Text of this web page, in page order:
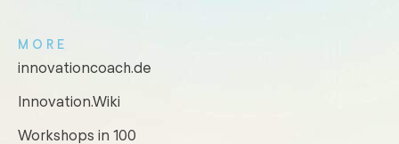
MORE
innovationcoach.de
Innovation.Wiki
Workshops in 100